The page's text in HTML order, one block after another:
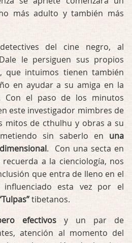
más adulto y también más
del cine negro, al
le persiguen sus propios
que intuimos tienen también
en ayudar a su amiga en la
Con el paso de los minutos
este investigador mimbres de
mitos de cthulhu y obras a su
sin saberlo en una
. Con una secta en
a la cienciología, nos
que entra de lleno en el
esta vez por el
tibetanos.
efectivos y un par de
atención al momento del